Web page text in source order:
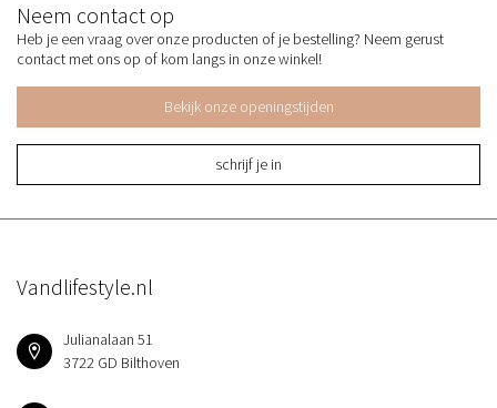
Neem contact op
Heb je een vraag over onze producten of je bestelling? Neem gerust
contact met ons op of kom langs in onze winkel!
Bekijk onze openingstijden
schrijf je in
Vandlifestyle.nl
Julianalaan 51
3722 GD Bilthoven